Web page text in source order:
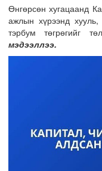
Мета компанид
Өнгөрсөн хугацаанд
ажлын хүрээнд
тэрбум төгрөгийг
мэдээллээ.